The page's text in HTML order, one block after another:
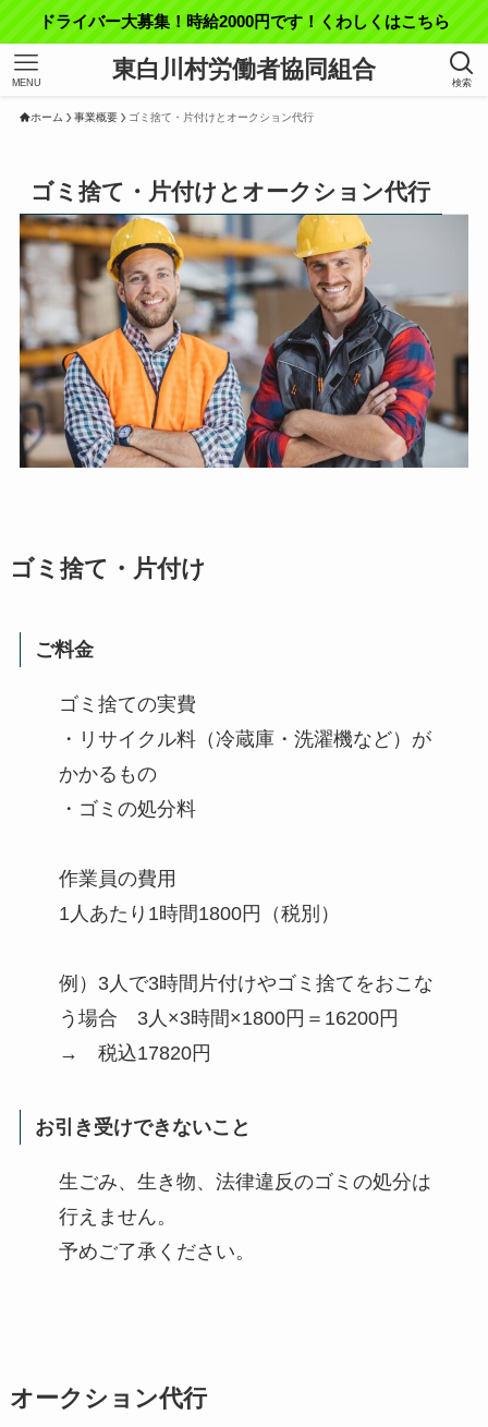
ドライバー大募集！時給2000円です！くわしくはこちら
東白川村労働者協同組合 検索
MENU
ホーム 事業概要 ゴミ捨て・片付けとオークション代行
ゴミ捨て・片付けとオークション代行
ゴミ捨て・片付け
ご料金
ゴミ捨ての実費
・リサイクル料（冷蔵庫・洗濯機など）が
かかるもの
・ゴミの処分料
作業員の費用
1人あたり1時間1800円（税別）
例）3人で3時間片付けやゴミ捨てをおこな
う場合 3人×3時間×1800円＝16200円
→ 税込17820円
お引き受けできないこと
生ごみ、生き物、法律違反のゴミの処分は
行えません。
予めご了承ください。
オークション代行